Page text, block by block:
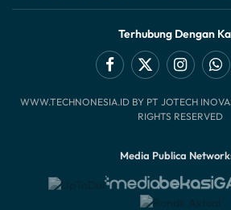
Terhubung Dengan
Facebook
X
(Twitter)
Instagram
WWW.TECHNONESIA.ID BY PT JOTECH
RIGHTS RESERVED
Media Publica